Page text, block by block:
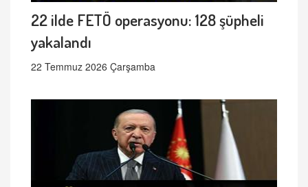
22 ilde FETÖ operasyonu: 128 şüpheli
yakalandı
22 Temmuz 2026 Çarşamba